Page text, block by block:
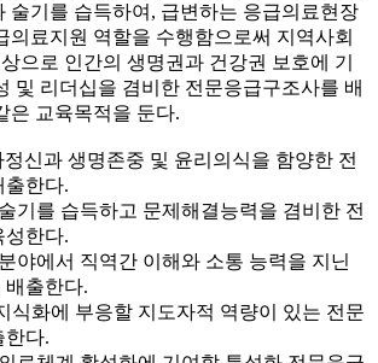
술기를 습득하여, 급변하는 응급의료현장
의료지원 역할을 수행함으로써 지역사회
으로 인간의 생명권과 건강권 보호에 기
및 리더십을 겸비한 전문응급구조사를 배
은 교육목적을 둔다.
정신과 생명존중 및 윤리의식을 함양한 전
출한다.
기를 습득하고 문제해결능력을 겸비한 전
성한다.
야에서 직역간 이해와 소통 능력을 지닌
배출한다.
식화에 부응할 지도자적 역량이 있는 전문
한다.